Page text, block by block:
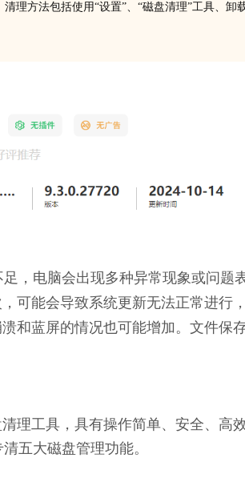
理方法包括使用“设置”、“磁盘清理”工具、卸
，电脑会出现多种异常现象或问题
可能会导致系统更新无法正常进行
和蓝屏的情况也可能增加。文件保
理工具，具有操作简单、安全、高
五大磁盘管理功能。